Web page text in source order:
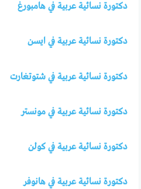
دكتورة نسائية عربية في هامبورغ
دكتورة نسائية عربية في ايسن
دكتورة نسائية عربية في شتوتغارت
دكتورة نسائية عربية في مونستر
دكتورة نسائية عربية في كولن
دكتورة نسائية عربية في هانوفر